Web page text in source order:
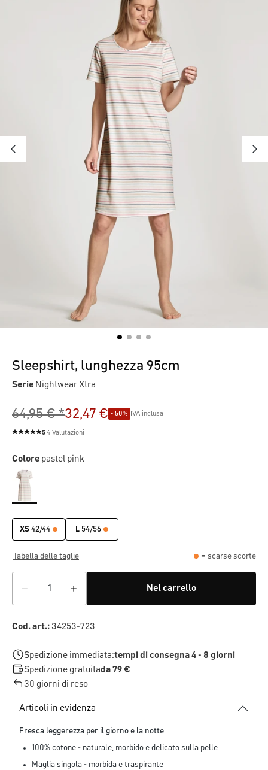
Sleepshirt, lunghezza 95cm
Serie Nightwear Xtra
64,95 € *32,47 € - 50% IVA inclusa
Valutazione media di 5 su 5 stelle
54 Valutazioni
Colore pastel pink
XS 42/44 L 54/56
Tabella delle taglie = scarse scorte
Nel carrello
Cod. art.: 34253-723
Spedizione immediata:tempi di consegna 4 - 8 giorni
Spedizione gratuitada 79 €
30 giorni di reso
Articoli in evidenza
Fresca leggerezza per il giorno e la notte
100% cotone - naturale, morbido e delicato sulla pelle
Maglia singola - morbida e traspirante